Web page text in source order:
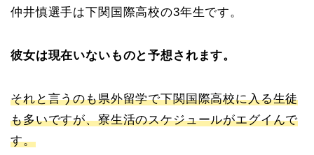
仲井慎選手は下関国際高校の3年生です。
彼女は現在いないものと予想されます。
それと言うのも県外留学で下関国際高校に入る生徒
も多いですが、寮生活のスケジュールがエグイんで
す。